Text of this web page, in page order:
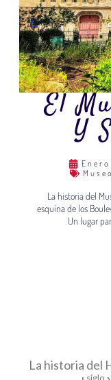
El
Y
La historia del
esquina de los
Un lugar
La historia del